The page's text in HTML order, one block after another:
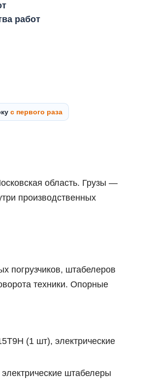
работ
с первого раза
область. Грузы —
производственных
погрузчиков, штабелеров
техники. Опорные
(1 шт), электрические
штабелеры